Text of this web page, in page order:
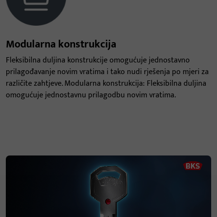
Modularna konstrukcija
Fleksibilna duljina konstrukcije omogućuje jednostavno
prilagođavanje novim vratima i tako nudi rješenja po mjeri za
različite zahtjeve. Modularna konstrukcija: Fleksibilna duljina
omogućuje jednostavnu prilagodbu novim vratima.